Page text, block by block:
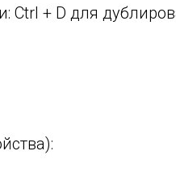
Ctrl + D для